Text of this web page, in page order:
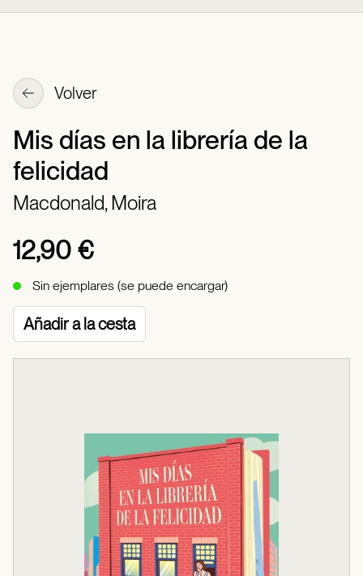
Volver
Mis días en la librería de la
felicidad
Macdonald, Moira
12,90 €
Sin ejemplares (se puede encargar)
Añadir a la cesta